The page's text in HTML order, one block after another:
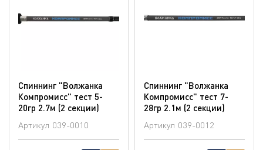
Спиннинг "Волжанка
Компромисс" тест 5-
20гр 2.7м (2 секции)
Артикул 039-0010
Спиннинг "Волжанка
Компромисс" тест 7-
28гр 2.1м (2 секции)
Артикул 039-0012